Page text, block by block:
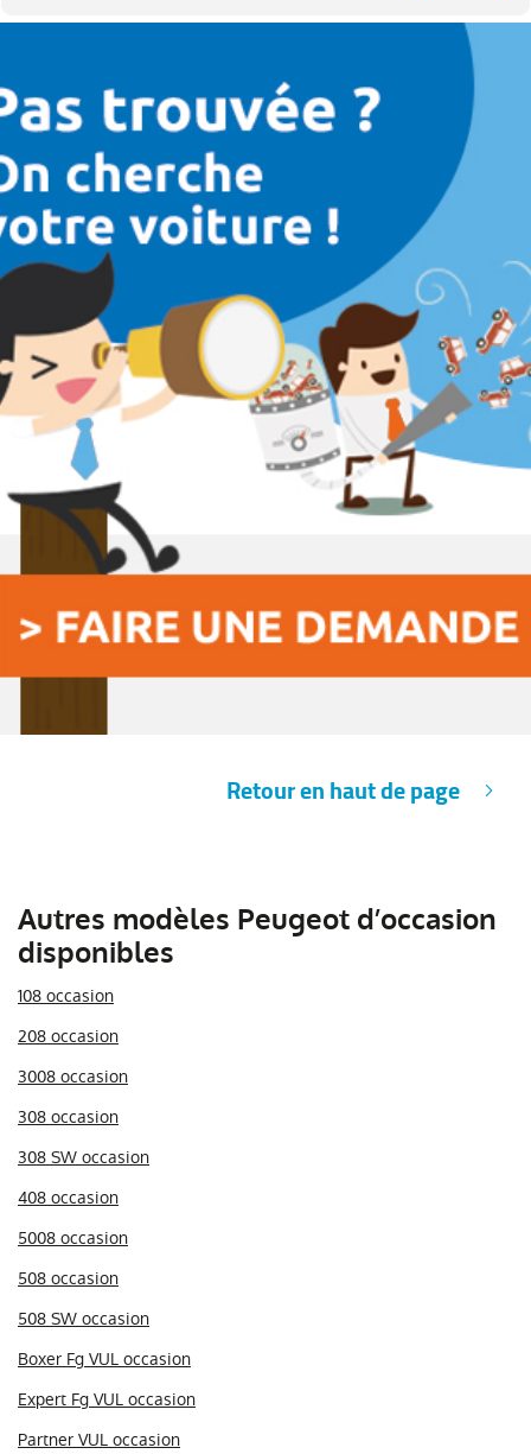
Retour en haut de page
Autres modèles Peugeot d’occasion
disponibles
108 occasion
208 occasion
3008 occasion
308 occasion
308 SW occasion
408 occasion
5008 occasion
508 occasion
508 SW occasion
Boxer Fg VUL occasion
Expert Fg VUL occasion
Partner VUL occasion